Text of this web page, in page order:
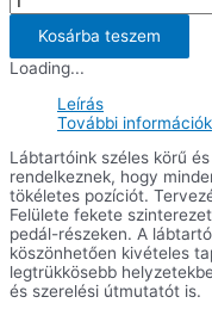
lábtartószett
Kawasaki
ZX10R
'16-
'21-
mennyiség
Kosárba teszem
Loading...
Leírás
További információk
Lábtartóink széles körű
rendelkeznek, hogy
tökéletes pozíciót.
Felülete fekete
pedál-részeken. A
köszönhetően kivételes
legtrükkösebb
és szerelési útmutatót is.